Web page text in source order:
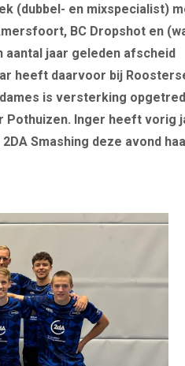
(dubbel- en mixspecialist)
BC Dropshot en
aantal jaar geleden afscheid
heeft daarvoor bij
is versterking
Pothuizen. Inger heeft vorig
Smashing deze avond